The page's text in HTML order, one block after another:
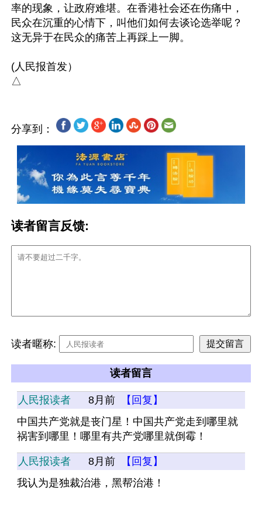
率的现象，让政府难堪。在香港社会还在伤痛中，
民众在沉重的心情下，叫他们如何去谈论选举呢？
这无异于在民众的痛苦上再踩上一脚。
(人民报首发）
分享到：
读者留言反馈:
读者暱称:
读者留言
人民报读者 8月前
【回复】
中国共产党就是丧门星！中国共产党走到哪里就
祸害到哪里！哪里有共产党哪里就倒霉！
人民报读者 8月前
【回复】
我认为是独裁治港，黑帮治港！